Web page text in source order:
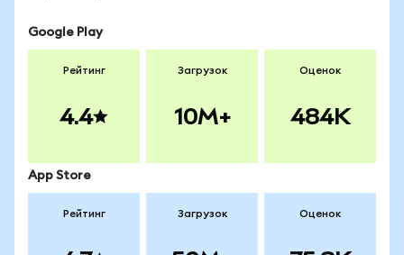
Google Play
Рейтинг
4.4
Загрузок
10M+
Оценок
484K
App Store
Рейтинг Загрузок Оценок